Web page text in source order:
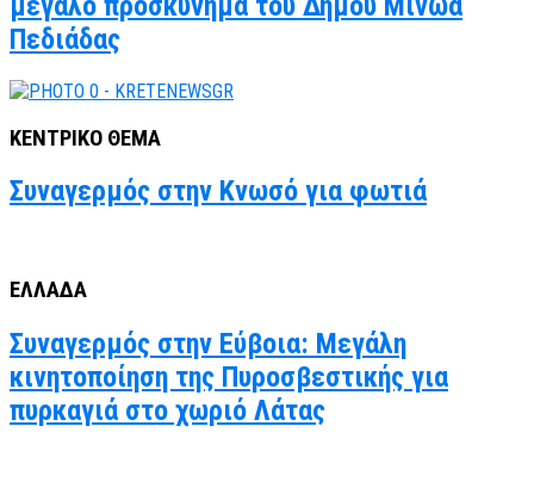
Πεδιάδας
ΚΕΝΤΡΙΚΟ ΘΕΜΑ
Συναγερμός στην Κνωσό για φωτιά
ΕΛΛΑΔΑ
Συναγερμός στην Εύβοια: Μεγάλη
κινητοποίηση της Πυροσβεστικής για
πυρκαγιά στο χωριό Λάτας